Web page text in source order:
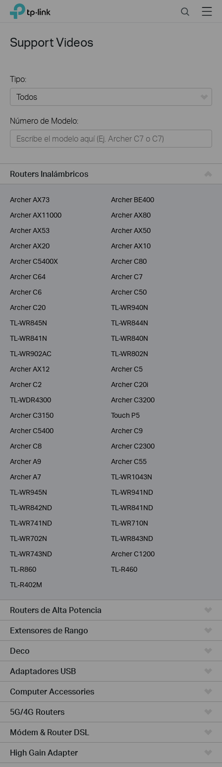
Click
navigation
TP-Link, Reliably Smart SearchMenu
Support Videos
Tipo:
Hogar
Hogar Inteligente
Negocios
Proveedor de Servicios
Número de Modelo:
Routers Inalámbricos
Archer AX73
Archer BE400
Archer AX11000
Archer AX80
Archer AX53
Archer AX50
Archer AX20
Archer AX10
Archer C5400X
Archer C80
Archer C64
Archer C7
Archer C6
Archer C50
Archer C20
TL-WR940N
TL-WR845N
TL-WR844N
TL-WR841N
TL-WR840N
TL-WR902AC
TL-WR802N
Archer AX12
Archer C5
Archer C2
Archer C20i
TL-WDR4300
Archer C3200
Archer C3150
Touch P5
Archer C5400
Archer C9
Archer C8
Archer C2300
Archer A9
Archer C55
Archer A7
TL-WR1043N
TL-WR945N
TL-WR941ND
TL-WR842ND
TL-WR841ND
TL-WR741ND
TL-WR710N
TL-WR702N
TL-WR843ND
TL-WR743ND
Archer C1200
TL-R860
TL-R460
TL-R402M
Routers de Alta Potencia
Extensores de Rango
Deco
Adaptadores USB
Computer Accessories
5G/4G Routers
Módem & Router DSL
High Gain Adapter